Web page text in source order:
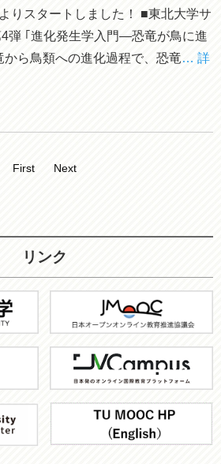
りスタートしました！ ■東北大学サ
弾 ｢進化発生学入門―恐竜が鳥に進
ら鳥類への進化過程で、恐竜… 詳
First Next
リンク
JMOOC
Campus